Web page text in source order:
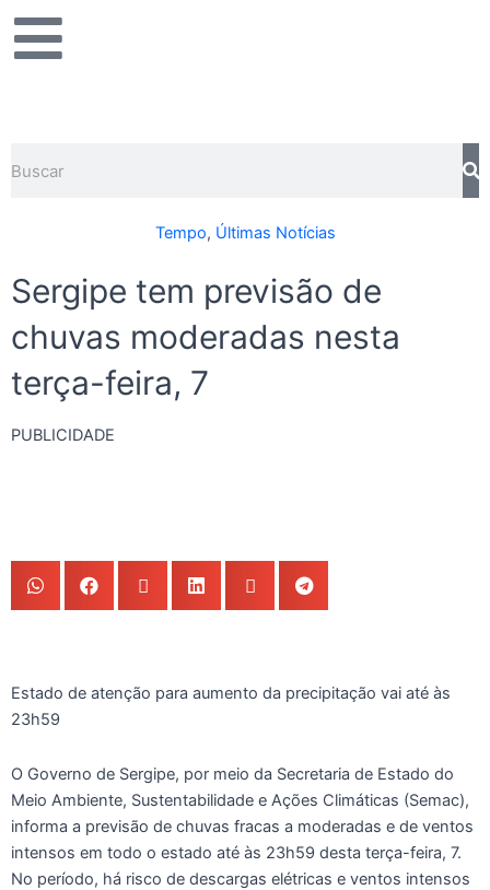
para
Tempo, Últimas Notícias
Sergipe tem previsão de
chuvas moderadas nesta
terça-feira, 7
PUBLICIDADE
Estado de atenção para aumento da precipitação vai até às
23h59
O Governo de Sergipe, por meio da Secretaria de Estado do
Meio Ambiente, Sustentabilidade e Ações Climáticas (Semac),
informa a previsão de chuvas fracas a moderadas e de ventos
intensos em todo o estado até às 23h59 desta terça-feira, 7.
No período, há risco de descargas elétricas e ventos intensos